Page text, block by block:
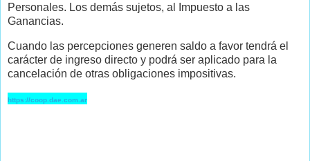
Personales. Los demás sujetos, al Impuesto a las
Ganancias.
Cuando las percepciones generen saldo a favor tendrá el
carácter de ingreso directo y podrá ser aplicado para la
cancelación de otras obligaciones impositivas.
https://coop.dae.com.ar